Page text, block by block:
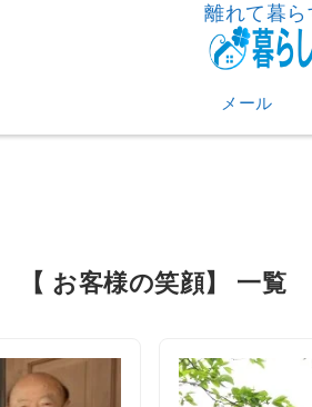
離れて暮ら
メール
【 お客様の笑顔】 一覧